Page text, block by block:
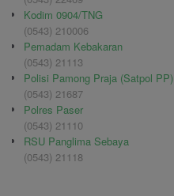
Kodim 0904/TNG
(0543) 210006
Pemadam Kebakaran
(0543) 21113
Polisi Pamong Praja (Satpol PP)
(0543) 21687
Polres Paser
(0543) 21110
RSU Panglima Sebaya
(0543) 21118